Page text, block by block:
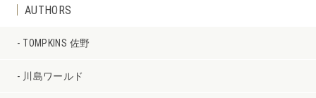
AUTHORS
TOMPKINS 佐野
川島ワールド